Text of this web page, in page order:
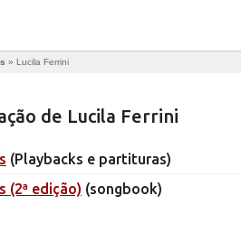
» Lucila Ferrini
de Lucila Ferrini
(Playbacks e partituras)
(2ª edição) (songbook)